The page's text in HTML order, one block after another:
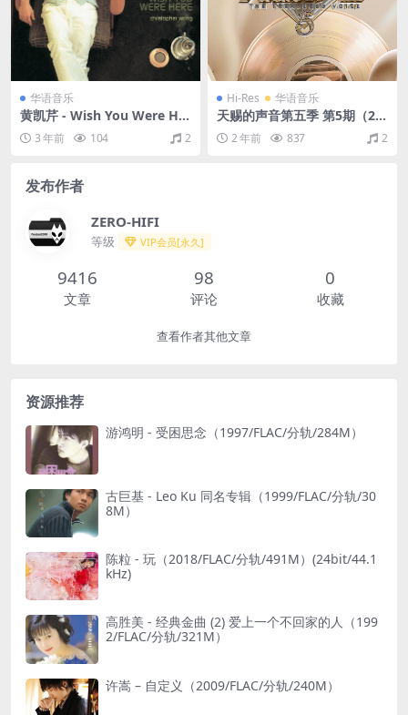
华语音乐
黄凯芹 - Wish You Were Her
e（2003/FLAC/分轨/273M）
3 年前 104 2
Hi-Res 华语音乐
天赐的声音第五季 第5期（20
24/FLAC/分轨/310M）(24bi
t/48kHz)
2 年前 837 2
发布作者
ZERO-HIFI
等级 VIP会员[永久]
9416
文章
98
评论
0
收藏
查看作者其他文章
资源推荐
游鸿明 - 受困思念（1997/FLAC/分轨/284M）
古巨基 - Leo Ku 同名专辑（1999/FLAC/分轨/30
8M）
陈粒 - 玩（2018/FLAC/分轨/491M）(24bit/44.1
kHz)
高胜美 - 经典金曲 (2) 爱上一个不回家的人（199
2/FLAC/分轨/321M）
许嵩 – 自定义（2009/FLAC/分轨/240M）